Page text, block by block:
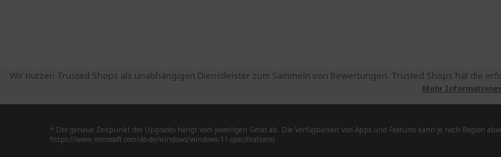
Wir nutzen Trusted Shops als unabhängigen Dienstleister zum Sammeln von Bewertungen. Trusted Shops hat die
Mehr
* Der genaue Zeitpunkt des Upgrades hängt vom jeweiligen Gerät ab. Die Verfügbarkeit von Apps und Features kann je nach Region
https://www.microsoft.com/de-de/windows/windows-11-specifications).